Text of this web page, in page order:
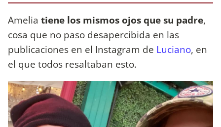
Amelia tiene los mismos ojos que su padre,
cosa que no paso desapercibida en las
publicaciones en el Instagram de Luciano, en
el que todos resaltaban esto.